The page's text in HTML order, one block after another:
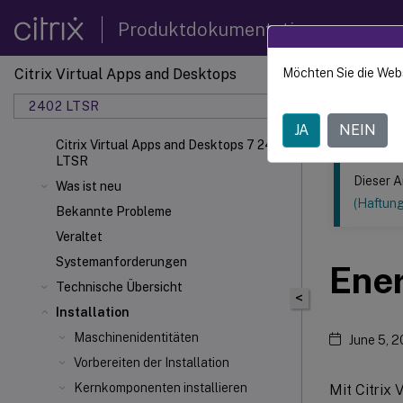
Produktdokumentation
Citrix Virtual Apps and Desktops
2402 LTSR
Citrix Virtual Apps and Desktops 7 2402
LTSR
Was ist neu
Bekannte Probleme
Veraltet
Systemanforderungen
Technische Übersicht
Installation
Maschinenidentitäten
Vorbereiten der Installation
Kernkomponenten installieren
Dieser Inhalt
Citrix
<
Dieser
June 5,
Mit Citrix
Möchten Sie die
JA NEIN